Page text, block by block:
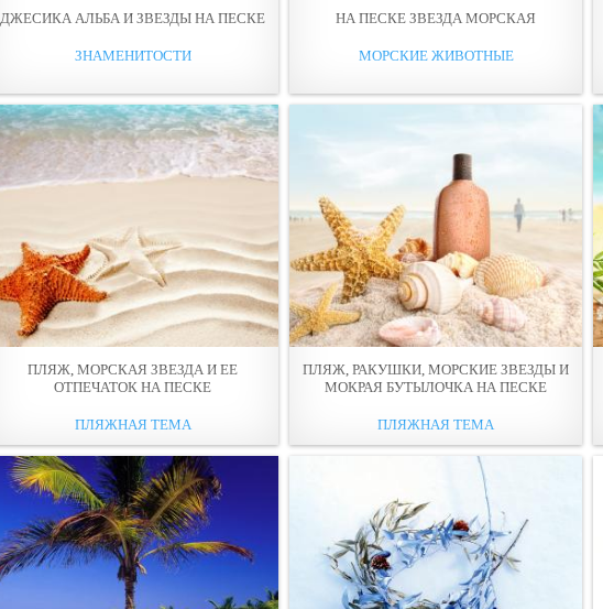
ДЖЕСИКА АЛЬБА И ЗВЕЗДЫ НА ПЕСКЕ
ЗНАМЕНИТОСТИ
НА ПЕСКЕ ЗВЕЗДА МОРСКАЯ
МОРСКИЕ ЖИВОТНЫЕ
ПЛЯЖ, МОРСКАЯ ЗВЕЗДА И ЕЕ
ОТПЕЧАТОК НА ПЕСКЕ
ПЛЯЖНАЯ ТЕМА
ПЛЯЖ, РАКУШКИ, МОРСКИЕ ЗВЕЗДЫ И
МОКРАЯ БУТЫЛОЧКА НА ПЕСКЕ
ПЛЯЖНАЯ ТЕМА